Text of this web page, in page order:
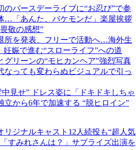
のバースデーライブに“お忍び”で参
…「あんた、バケモンだ」楽屋挨拶
敬の感想”
所を発表、フリーで活動へ…海外生
妊娠で進む“スローライフ”への道
グリーンの“モヒカンヘア”強烈写真
っても変わらぬビジュアルで引っ
見せ” ドレス姿に「ドキドキしちゃ
から6年で加速する “脱ヒロイン”
リジナルキャスト12人続投も“超人気
すみれさんは？」サプライズ出演を